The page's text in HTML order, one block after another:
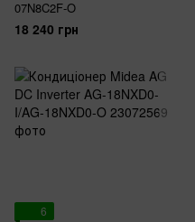
07N8C2F-O
18 240 грн
6